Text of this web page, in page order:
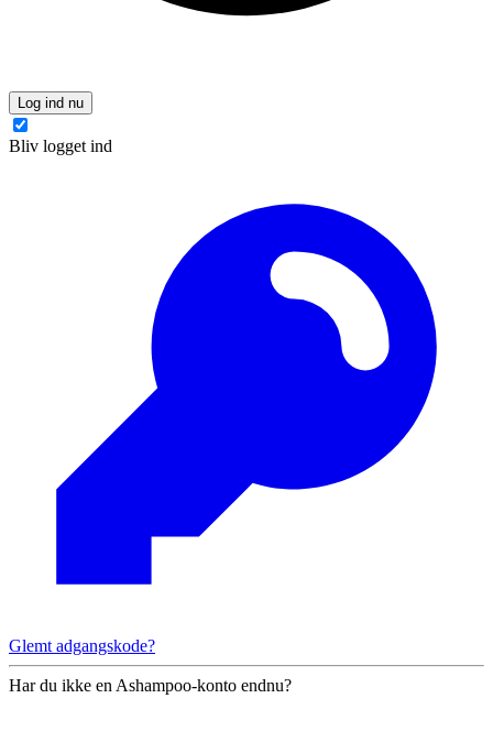
Log ind nu
Bliv logget ind
Glemt adgangskode?
Har du ikke en Ashampoo-konto endnu?